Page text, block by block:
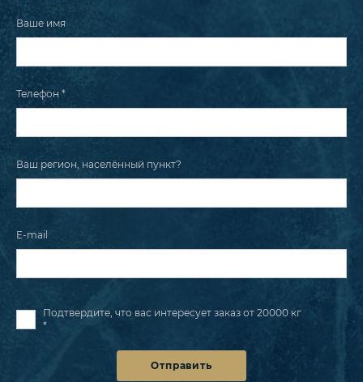
Ваше имя
Телефон *
Ваш регион, населённый пункт?
E-mail
Подтвердите, что вас интересует заказ от 20000 кг
*
Отправить